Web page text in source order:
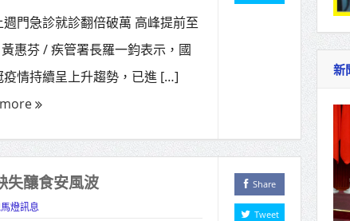
週門急診就診翻倍破萬 高峰提前至
惠芬 / 疾管署長羅一鈞表示，國
疫情持續呈上升趨勢，已進 […]
失釀食安風波
燈訊息
Share
Tweet
新